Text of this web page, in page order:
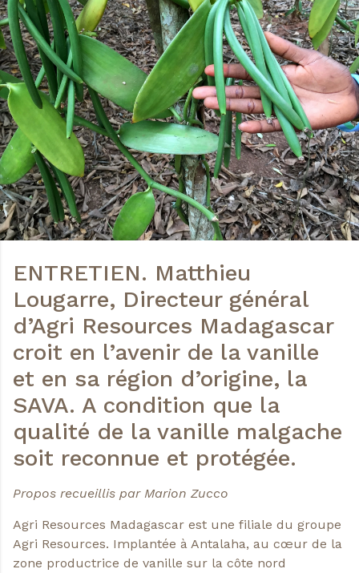
ENTRETIEN. Matthieu
Lougarre, Directeur général
d’Agri Resources Madagascar
croit en l’avenir de la vanille
et en sa région d’origine, la
SAVA. A condition que la
qualité de la vanille malgache
soit reconnue et protégée.
Propos recueillis par Marion Zucco
Agri Resources Madagascar est une filiale du groupe
Agri Resources. Implantée à Antalaha, au cœur de la
zone productrice de vanille sur la côte nord